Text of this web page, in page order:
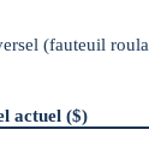
(fauteuil
actuel ($)